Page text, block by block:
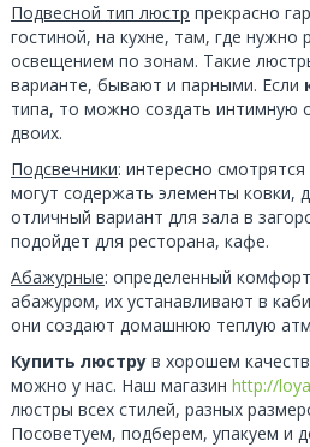
Подвесной тип люстр прекрасно
гостиной, на кухне, там, где нужно
освещением по зонам. Такие
варианте, бывают и парными. Если
типа, то можно создать интимную
двоих.
Подсвечники: интересно
могут содержать элементы ковки,
отличный вариант для зала в
подойдет для ресторана, кафе.
Абажурные: определенный
абажуром, их устанавливают в
они создают домашнюю теплую
Купить люстру в хорошем
можно у нас. Наш магазин http://
люстры всех стилей, разных
Посоветуем, подберем, упакуем и